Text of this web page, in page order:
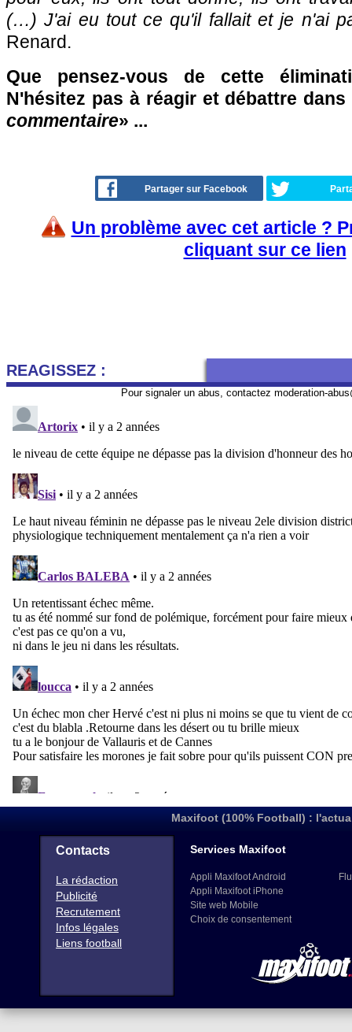
(…) J'ai eu tout ce qu'il fallait et je n'ai
Renard.
Que pensez-vous de cette
N'hésitez pas à réagir et débattre dans
commentaire» ...
Partager sur Facebook
Un problème avec cet article ?
cliquant sur ce lien
REAGISSEZ :
Pour signaler un abus, contactez moderation-
Maxifoot (100% Football) :
Contacts
La rédaction
Publicité
Recrutement
Infos légales
Liens football
Services Maxifoot
Appli Maxifoot Android
Appli Maxifoot iPhone
Site web Mobile
Choix de consentement